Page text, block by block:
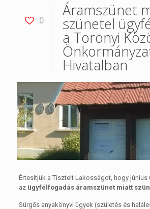
0
Áramszünet
szünetel
a Toronyi
Hivatalban
Értesítjük a Tisztelt Lakosságot, hogy június
az ügyfélfogadás áramszünet miatt
Sürgős anyakönyvi ügyek (születés és